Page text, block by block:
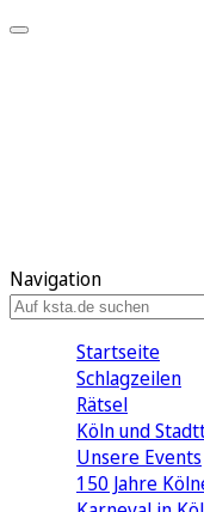
Navigation
Startseite
Schlagzeilen
Rätsel
Köln und
Unsere Events
150 Jahre